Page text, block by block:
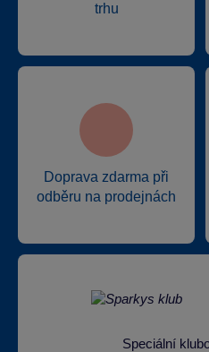
trhu
Doprava zdarma při
odběru na prodejnách
Speciální